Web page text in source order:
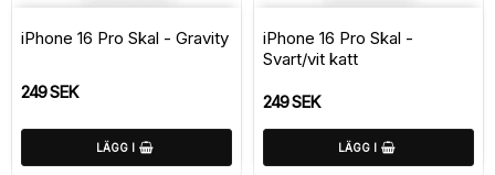
Lägg till i favoritlistan
iPhone 16 Pro Skal - Gravity
249 SEK
LÄGG I
iPhone 16 Pro Skal -
Svart/vit katt
249 SEK
LÄGG I